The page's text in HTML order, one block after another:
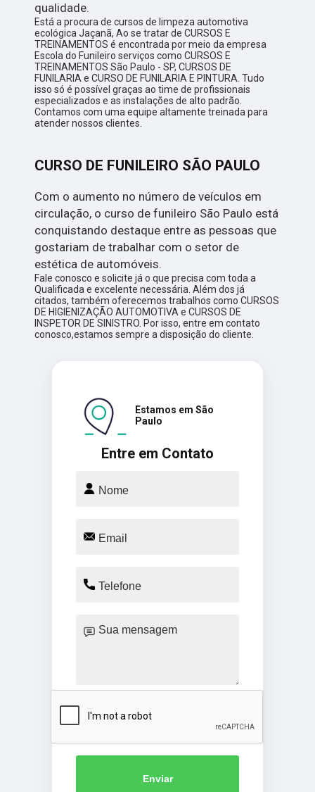
qualidade.
Está a procura de cursos de limpeza automotiva
ecológica Jaçanã, Ao se tratar de CURSOS E
TREINAMENTOS é encontrada por meio da empresa
Escola do Funileiro serviços como CURSOS E
TREINAMENTOS São Paulo - SP, CURSOS DE
FUNILARIA e CURSO DE FUNILARIA E PINTURA. Tudo
isso só é possível graças ao time de profissionais
especializados e as instalações de alto padrão.
Contamos com uma equipe altamente treinada para
atender nossos clientes.
CURSO DE FUNILEIRO SÃO PAULO
Com o aumento no número de veículos em
circulação, o curso de funileiro São Paulo está
conquistando destaque entre as pessoas que
gostariam de trabalhar com o setor de
estética de automóveis.
Fale conosco e solicite já o que precisa com toda a
Qualificada e excelente necessária. Além dos já
citados, também oferecemos trabalhos como CURSOS
DE HIGIENIZAÇÃO AUTOMOTIVA e CURSOS DE
INSPETOR DE SINISTRO. Por isso, entre em contato
conosco,estamos sempre a disposição do cliente.
Entre em Contato
Estamos em São
Paulo
Enviar